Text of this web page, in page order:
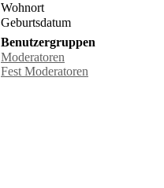
Wohnort
Geburtsdatum
Benutzergruppen
Moderatoren
Fest Moderatoren